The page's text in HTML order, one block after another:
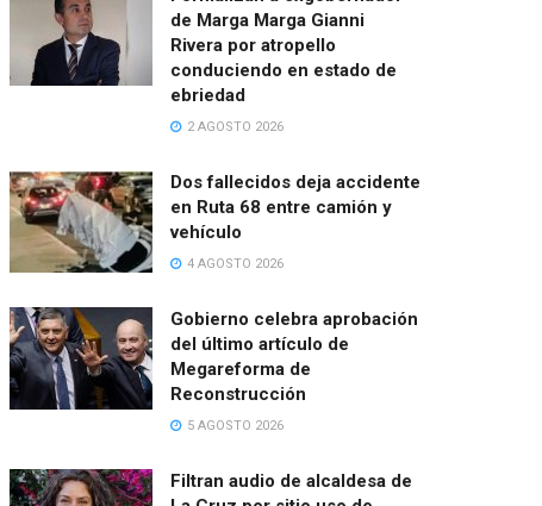
de Marga Marga Gianni
Rivera por atropello
conduciendo en estado de
ebriedad
2 AGOSTO 2026
Dos fallecidos deja accidente
en Ruta 68 entre camión y
vehículo
4 AGOSTO 2026
Gobierno celebra aprobación
del último artículo de
Megareforma de
Reconstrucción
5 AGOSTO 2026
Filtran audio de alcaldesa de